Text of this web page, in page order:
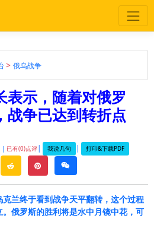
> 俄乌战争
表示，随着对俄罗
战争已达到转折点
| 已有(0)点评| 我说几句 | 打印&下载PDF
reddit pinterestweixin
兰终于看到战争天平翻转，这个过程
俄罗斯的胜利将是水中月镜中花，可